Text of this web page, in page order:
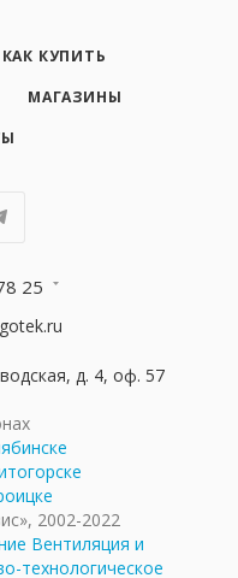
КАК КУПИТЬ
МАГАЗИНЫ
25
д. 4, оф. 57
2002-2022
Вентиляция и
технологическое